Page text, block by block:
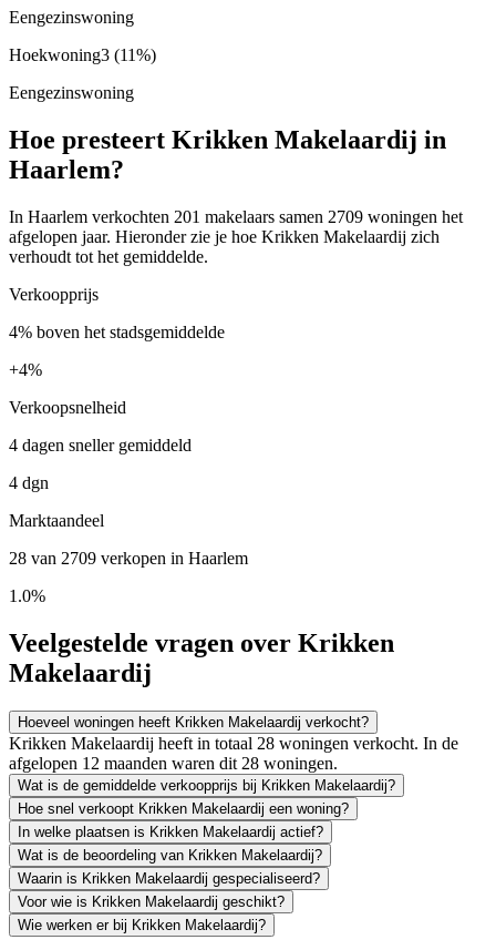
Eengezinswoning
Hoekwoning3 (11%)
Eengezinswoning
Hoe presteert Krikken Makelaardij in
Haarlem?
In Haarlem verkochten 201 makelaars samen 2709 woningen het
afgelopen jaar. Hieronder zie je hoe Krikken Makelaardij zich
verhoudt tot het gemiddelde.
Verkoopprijs
4% boven het stadsgemiddelde
+4%
Verkoopsnelheid
4 dagen sneller gemiddeld
4 dgn
Marktaandeel
28 van 2709 verkopen in Haarlem
1.0%
Veelgestelde vragen over Krikken
Makelaardij
Hoeveel woningen heeft Krikken Makelaardij verkocht?
Krikken Makelaardij heeft in totaal 28 woningen verkocht. In de
afgelopen 12 maanden waren dit 28 woningen.
Wat is de gemiddelde verkoopprijs bij Krikken Makelaardij?
Hoe snel verkoopt Krikken Makelaardij een woning?
In welke plaatsen is Krikken Makelaardij actief?
Wat is de beoordeling van Krikken Makelaardij?
Waarin is Krikken Makelaardij gespecialiseerd?
Voor wie is Krikken Makelaardij geschikt?
Wie werken er bij Krikken Makelaardij?